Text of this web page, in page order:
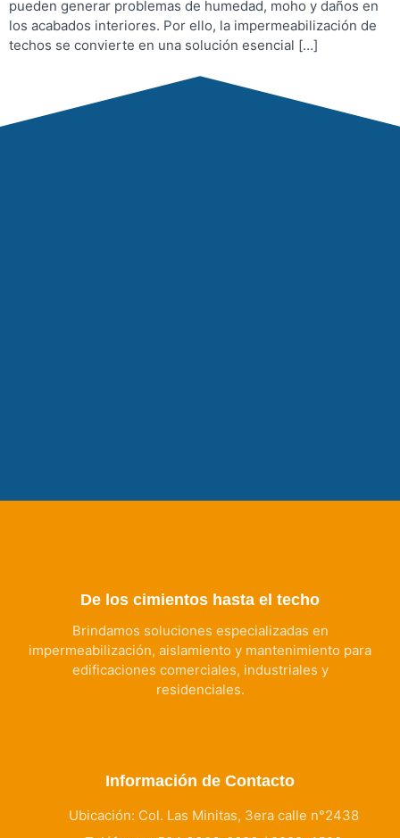
pueden generar problemas de humedad, moho y daños en
los acabados interiores. Por ello, la impermeabilización de
techos se convierte en una solución esencial […]
De los cimientos hasta el techo
Brindamos soluciones especializadas en
impermeabilización, aislamiento y mantenimiento para
edificaciones comerciales, industriales y
residenciales.
Información de Contacto
Ubicación: Col. Las Minitas, 3era calle n°2438